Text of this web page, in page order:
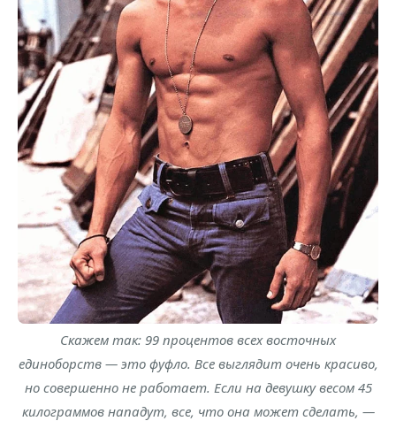
Скажем так: 99 процентов всех восточных
единоборств — это фуфло. Все выглядит очень красиво,
но совершенно не работает. Если на девушку весом 45
килограммов нападут, все, что она может сделать, —